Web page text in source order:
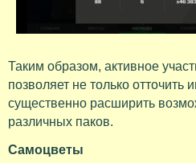
Таким образом, активное
позволяет не только отточить
существенно расширить
различных паков.
Самоцветы